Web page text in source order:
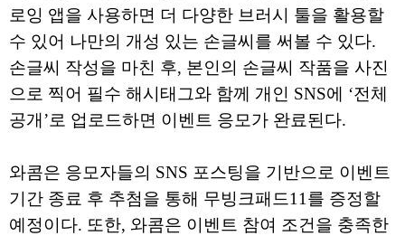
로잉 앱을 사용하면 더 다양한 브러시 툴을 활용할
수 있어 나만의 개성 있는 손글씨를 써볼 수 있다.
손글씨 작성을 마친 후, 본인의 손글씨 작품을 사진
으로 찍어 필수 해시태그와 함께 개인 SNS에 ‘전체
공개’로 업로드하면 이벤트 응모가 완료된다.
와콤은 응모자들의 SNS 포스팅을 기반으로 이벤트
기간 종료 후 추첨을 통해 무빙크패드11를 증정할
예정이다. 또한, 와콤은 이벤트 참여 조건을 충족한